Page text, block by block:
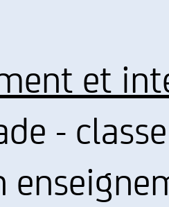
et
-